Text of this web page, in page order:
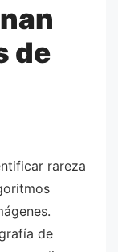
de
rareza
de